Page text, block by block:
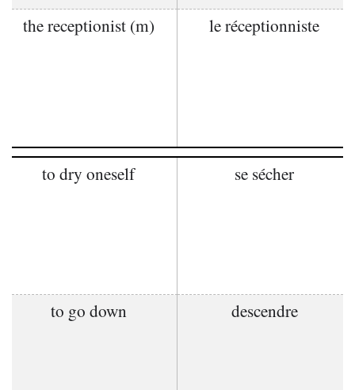
the receptionist (m) le réceptionniste
to dry oneself se sécher
to go down descendre